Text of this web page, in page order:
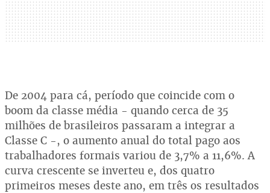
De 2004 para cá, período que coincide com o
boom da classe média - quando cerca de 35
milhões de brasileiros passaram a integrar a
Classe C -, o aumento anual do total pago aos
trabalhadores formais variou de 3,7% a 11,6%. A
curva crescente se inverteu e, dos quatro
primeiros meses deste ano, em três os resultados